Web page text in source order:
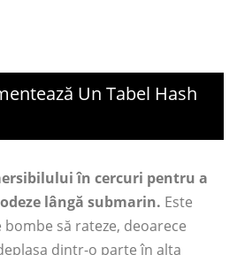
Un Tabel Hash
în cercuri pentru a
lângă submarin. Este
să rateze, deoarece
dintr-o parte în alta